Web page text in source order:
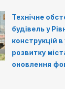
Технічне
будівель у
конструкцій
розвитку
оновлення